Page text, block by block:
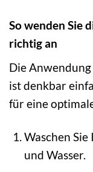
So wenden Sie
richtig an
Die
ist denkbar
für eine
Waschen
und Wasser.